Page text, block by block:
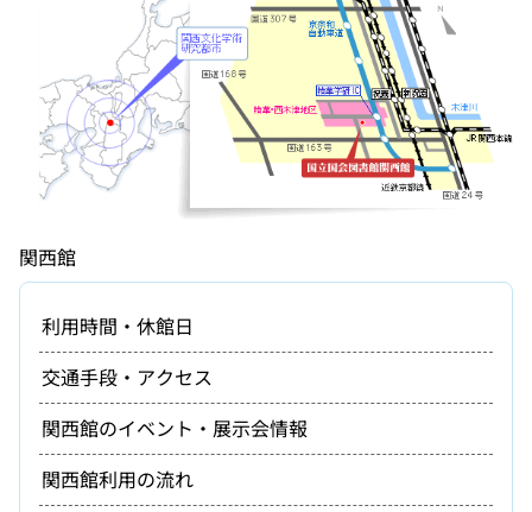
関西館
利用時間・休館日
交通手段・アクセス
関西館のイベント・展示会情報
関西館利用の流れ